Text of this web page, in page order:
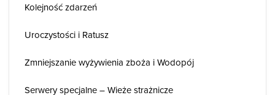
Kolejność zdarzeń
Uroczystości i Ratusz
Zmniejszanie wyżywienia zboża i Wodopój
Serwery specjalne – Wieże strażnicze